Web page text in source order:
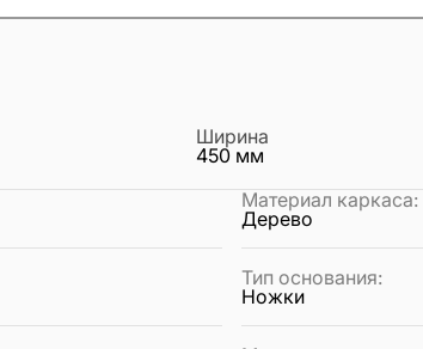
Ширина
450 мм
Материал каркаса:
Дерево
Тип основания:
Ножки